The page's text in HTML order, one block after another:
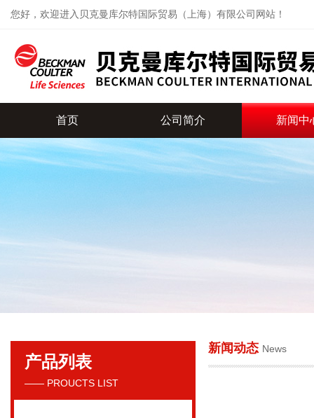
您好，欢迎进入贝克曼库尔特国际贸易（上海）有限公司网站！
贝克曼库尔特国际贸易（上海）有限公司
首页 公司简介 新闻中
产品列表
—— PROUCTS LIST
新闻动态 News